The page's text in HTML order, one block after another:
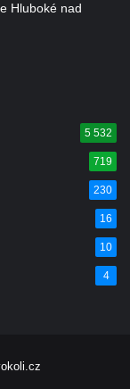
Hluboké nad
5 532
719
230
16
10
4